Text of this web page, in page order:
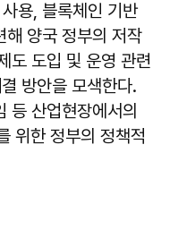
용, 블록체인 기반
해 양국 정부의 저작
도 도입 및 운영 관련
방안을 모색한다.
등 산업현장에서의
위한 정부의 정책적